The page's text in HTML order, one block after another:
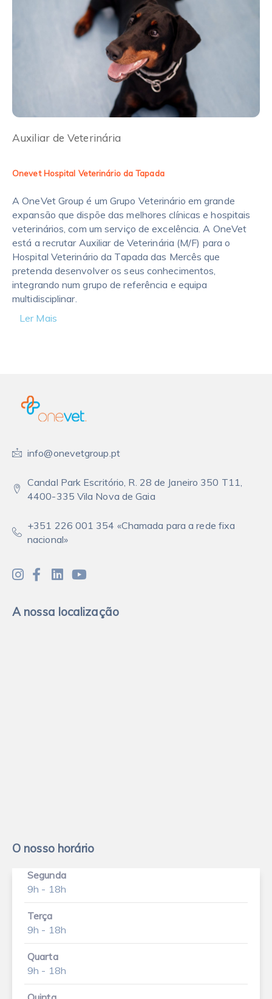
Auxiliar de Veterinária
Onevet Hospital Veterinário da Tapada
A OneVet Group é um Grupo Veterinário em grande
expansão que dispõe das melhores clínicas e hospitais
veterinários, com um serviço de excelência. A OneVet
está a recrutar Auxiliar de Veterinária (M/F) para o
Hospital Veterinário da Tapada das Mercês que
pretenda desenvolver os seus conhecimentos,
integrando num grupo de referência e equipa
multidisciplinar.
Ler Mais
info@onevetgroup.pt
Candal Park Escritório, R. 28 de Janeiro 350 T11,
4400-335 Vila Nova de Gaia
+351 226 001 354 «Chamada para a rede fixa
nacional»
A nossa localização
O nosso horário
Segunda
9h - 18h
Terça
9h - 18h
Quarta
9h - 18h